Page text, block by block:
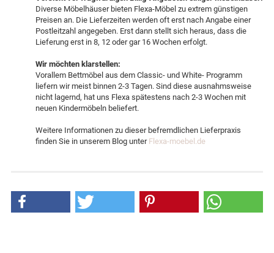
Diverse Möbelhäuser bieten Flexa-Möbel zu extrem günstigen
Preisen an. Die Lieferzeiten werden oft erst nach Angabe einer
Postleitzahl angegeben. Erst dann stellt sich heraus, dass die
Lieferung erst in 8, 12 oder gar 16 Wochen erfolgt.
Wir möchten klarstellen:
Vorallem Bettmöbel aus dem Classic- und White- Programm
liefern wir meist binnen 2-3 Tagen. Sind diese ausnahmsweise
nicht lagernd, hat uns Flexa spätestens nach 2-3 Wochen mit
neuen Kindermöbeln beliefert.
Weitere Informationen zu dieser befremdlichen Lieferpraxis
finden Sie in unserem Blog unter Flexa-moebel.de